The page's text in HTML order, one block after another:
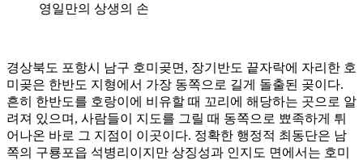
영일만의 상생의 손
경상북도 포항시 남구 호미곶면, 장기반도 끝자락에 자리한 호
미곶은 한반도 지형에서 가장 동쪽으로 길게 돌출된 곶이다.
흔히 한반도를 호랑이에 비유할 때 꼬리에 해당하는 곳으로 알
려져 있으며, 사람들이 지도를 그릴 때 동쪽으로 뾰족하게 튀
어나온 바로 그 지점이 이곳이다. 정확한 행정적 최동단은 남
쪽의 구룡포읍 석병리이지만 상징성과 인지도 면에서는 호미